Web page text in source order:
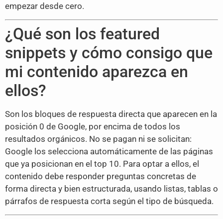
empezar desde cero.
¿Qué son los featured
snippets y cómo consigo que
mi contenido aparezca en
ellos?
Son los bloques de respuesta directa que aparecen en la
posición 0 de Google, por encima de todos los
resultados orgánicos. No se pagan ni se solicitan:
Google los selecciona automáticamente de las páginas
que ya posicionan en el top 10. Para optar a ellos, el
contenido debe responder preguntas concretas de
forma directa y bien estructurada, usando listas, tablas o
párrafos de respuesta corta según el tipo de búsqueda.